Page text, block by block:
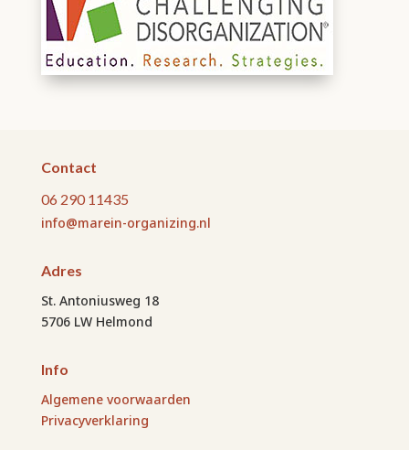
Contact
06 290 11435
info@marein-organizing.nl
Adres
St. Antoniusweg 18
5706 LW Helmond
Info
Algemene voorwaarden
Privacyverklaring